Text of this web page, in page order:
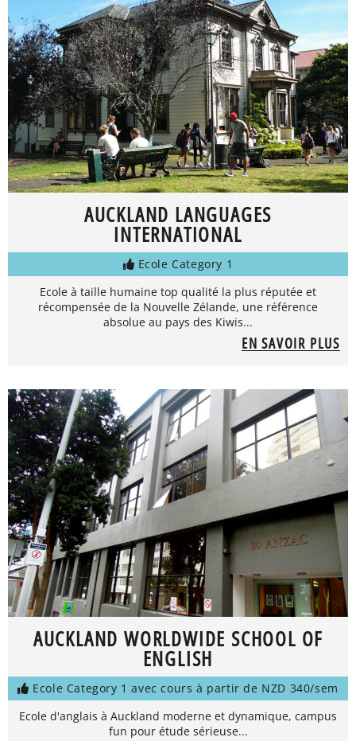
AUCKLAND LANGUAGES
INTERNATIONAL
Ecole Category 1
Ecole à taille humaine top qualité la plus réputée et
récompensée de la Nouvelle Zélande, une référence
absolue au pays des Kiwis...
EN SAVOIR PLUS
AUCKLAND WORLDWIDE SCHOOL OF
ENGLISH
Ecole Category 1 avec cours à partir de NZD 340/sem
Ecole d'anglais à Auckland moderne et dynamique, campus
fun pour étude sérieuse...